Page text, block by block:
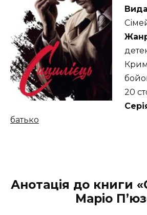
20
батько
Анотація до книги
Маріо